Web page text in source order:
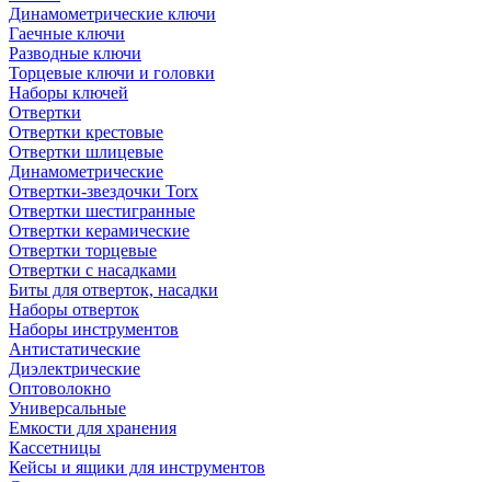
Динамометрические ключи
Гаечные ключи
Разводные ключи
Торцевые ключи и головки
Наборы ключей
Отвертки
Отвертки крестовые
Отвертки шлицевые
Динамометрические
Отвертки-звездочки Torx
Отвертки шестигранные
Отвертки керамические
Отвертки торцевые
Отвертки с насадками
Биты для отверток, насадки
Наборы отверток
Наборы инструментов
Антистатические
Диэлектрические
Оптоволокно
Универсальные
Емкости для хранения
Кассетницы
Кейсы и ящики для инструментов